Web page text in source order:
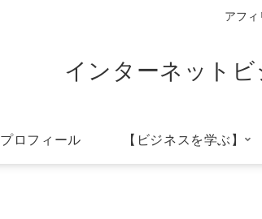
アフ
インターネット
プロフィール 【ビジネスを学ぶ】